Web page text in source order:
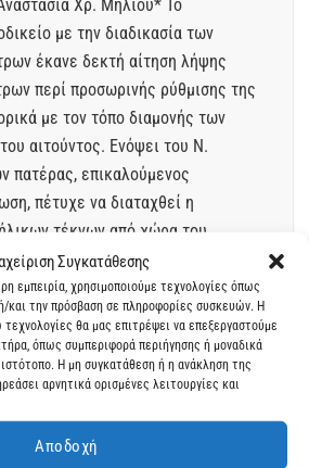
Συγκατάθεσης
εμπειρία, χρησιμοποιούμε τεχνολογίες όπως
και την πρόσβαση σε πληροφορίες συσκευών. Η
θα μας επιτρέψει να επεξεργαστούμε
όπως συμπεριφορά περιήγησης ή μοναδικά
Η μη συγκατάθεση ή η ανάκληση της
αρνητικά ορισμένες λειτουργίες και
Αποδοχή
Χρ. Μήλιου* Το
με την διαδικασία των
έκανε δεκτή αίτηση λήψης
περί προσωρινής ρύθμισης της
με τον τόπο διαμονής των
αιτούντος. Ενόψει του Ν.
πατέρας, επικαλούμενος
πέτυχε να διαταχθεί η
τέκνων από χώρα του
μαζί με την
ΚΛΗΡΟΝΟΜΙΚΆ ΟΙΚΟΓΕΝΕΙΑΚΆ
JOINT BANK ACCOUNTS